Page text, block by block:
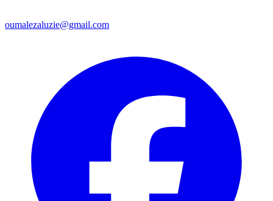
oumalezaluzie@gmail.com